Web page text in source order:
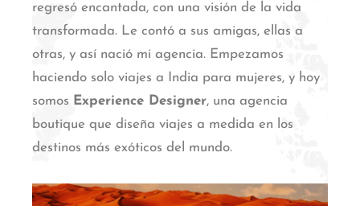
regresó encantada, con una visión de la vida
transformada. Le contó a sus amigas, ellas a
otras, y así nació mi agencia. Empezamos
haciendo solo viajes a India para mujeres, y hoy
somos Experience Designer, una agencia
boutique que diseña viajes a medida en los
destinos más exóticos del mundo.